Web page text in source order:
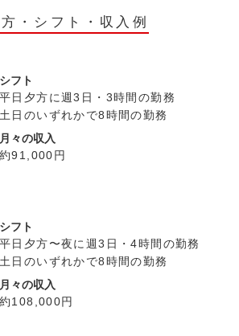
・シフト・収入例
シフト
平日夕方に週3日・3時間の勤務
土日のいずれかで8時間の勤務
月々の収入
約91,000円
シフト
平日夕方〜夜に週3日・4時間の勤務
土日のいずれかで8時間の勤務
月々の収入
約108,000円